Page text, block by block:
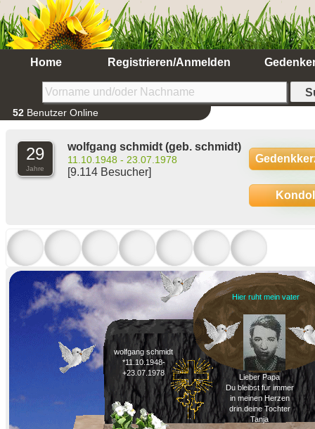
Home Registrieren/Anmelden
52 Benutzer Online
29
Jahre
wolfgang schmidt (geb. schmidt)
11.10.1948 - 23.07.1978
[9.114 Besucher]
wolfgang schmidt
*11.10.1948-
+23.07.1978
Hier ruht mein vater
Lieber Papa
Du bleibst für immer
in meinen Herzen
drin.deine Tochter
Tanja